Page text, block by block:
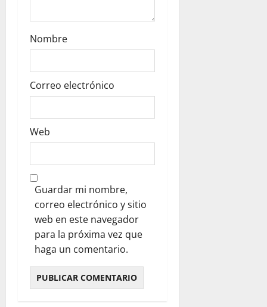
Nombre
Correo electrónico
Web
Guardar mi nombre,
correo electrónico y sitio
web en este navegador
para la próxima vez que
haga un comentario.